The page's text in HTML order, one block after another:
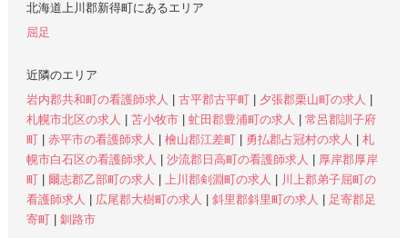
北海道上川郡新得町にあるエリア
屈足
近隣のエリア
岩内郡共和町の看護師求人
古平郡古平町 夕張郡栗山町の求人
札幌市北区の求人
苫小牧市 虻田郡豊浦町の求人
常呂郡訓子府
町
赤平市の看護師求人 檜山郡江差町 勇払郡占冠村の求人
札
幌市白石区の看護師求人
沙流郡日高町の看護師求人
厚岸郡厚岸
町
爾志郡乙部町の求人 上川郡剣淵町の求人
川上郡弟子屈町の
看護師求人
広尾郡大樹町の求人 斜里郡斜里町の求人
足寄郡足
寄町
釧路市